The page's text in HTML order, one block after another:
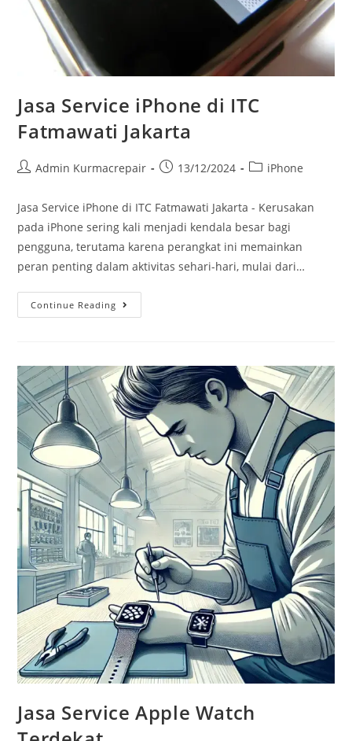
Jasa Service iPhone di ITC
Fatmawati Jakarta
Admin Kurmacrepair 13/12/2024 iPhone
Jasa Service iPhone di ITC Fatmawati Jakarta - Kerusakan
pada iPhone sering kali menjadi kendala besar bagi
pengguna, terutama karena perangkat ini memainkan
peran penting dalam aktivitas sehari-hari, mulai dari…
Continue Reading
Jasa Service Apple Watch